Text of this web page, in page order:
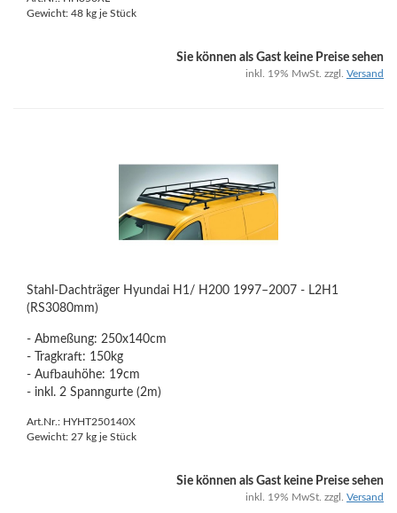
Gewicht: 48 kg je Stück
Sie können als Gast keine Preise sehen
inkl. 19% MwSt. zzgl. Versand
Stahl-Dachträger Hyundai H1/ H200 1997–2007 - L2H1
(RS3080mm)
- Abmeßung: 250x140cm
- Tragkraft: 150kg
- Aufbauhöhe: 19cm
- inkl. 2 Spanngurte (2m)
Art.Nr.: HYHT250140X
Gewicht: 27 kg je Stück
Sie können als Gast keine Preise sehen
inkl. 19% MwSt. zzgl. Versand